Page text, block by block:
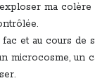
ma colère
et au cours
un